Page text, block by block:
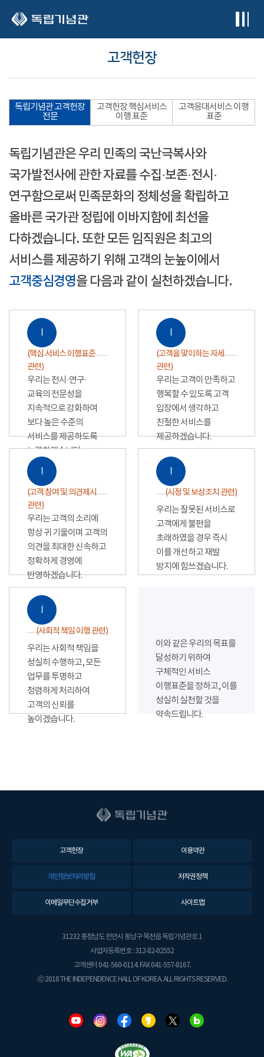
고객헌장
독립기념관 고객헌장
전문
고객헌장 핵심서비스
이행 표준
고객응대서비스 이행
표준
독립기념관은 우리 민족의 국난극복사와
국가발전사에 관한 자료를 수집·보존·전시·
연구함으로써 민족문화의 정체성을 확립하고
올바른 국가관 정립에 이바지함에 최선을
다하겠습니다. 또한 모든 임직원은 최고의
서비스를 제공하기 위해 고객의 눈높이에서
고객중심경영을 다음과 같이 실천하겠습니다.
Ⅰ
(핵심 서비스 이행표준
관련)
우리는 전시·연구·
교육의 전문성을
지속적으로 강화하여
보다 높은 수준의
서비스를 제공하도록
노력하겠습니다.
Ⅰ
(고객을 맞이하는 자세
관련)
우리는 고객이 만족하고
행복할 수 있도록 고객
입장에서 생각하고
친절한 서비스를
제공하겠습니다.
Ⅰ
(고객 참여 및 의견제시
관련)
우리는 고객의 소리에
항상 귀 기울이며 고객의
의견을 최대한 신속하고
정확하게 경영에
반영하겠습니다.
Ⅰ
(시정 및 보상조치 관련)
우리는 잘못된 서비스로
고객에게 불편을
초래하였을 경우 즉시
이를 개선하고 재발
방지에 힘쓰겠습니다.
Ⅰ
(사회적 책임 이행 관련)
우리는 사회적 책임을
성실히 수행하고, 모든
업무를 투명하고
청렴하게 처리하여
고객의 신뢰를
높이겠습니다.
이와 같은 우리의 목표를
달성하기 위하여
구체적인 서비스
이행표준을 정하고, 이를
성실히 실천할 것을
약속드립니다.
고객헌장 이용약관
개인정보처리방침 저작권정책
이메일무단수집거부 사이트맵
31232 충청남도 천안시 동남구 목천읍 독립기념관로 1
사업자등록번호 : 312-82-02552
고객센터 041-560-0114. FAX 041-557-8167.
ⓒ 2018 THE INDEPENDENCE HALL OF KOREA. ALL RIGHTS RESERVED.